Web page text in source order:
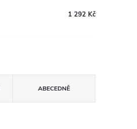
1 292 Kč
ABECEDNĚ